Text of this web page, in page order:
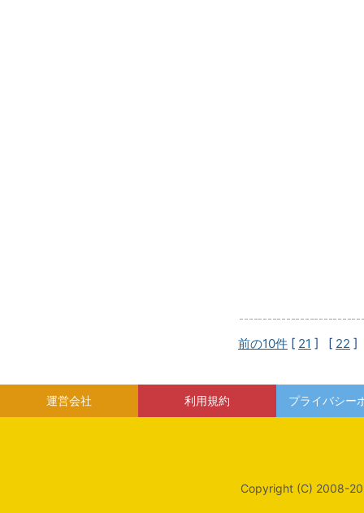
前の10件 [ 21 ] [ 22 ]
運営会社 利用規約 プライバシー
Copyright (C) 2008-